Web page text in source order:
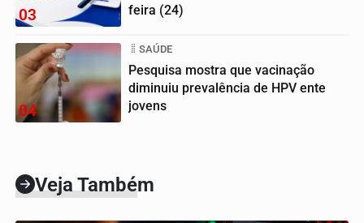
03
feira (24)
04
SAÚDE
Pesquisa mostra que vacinação
diminuiu prevalência de HPV ente
jovens
Veja Também